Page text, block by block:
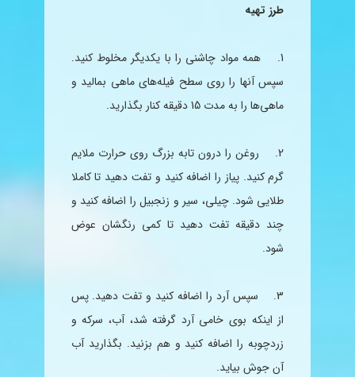
طرز تهیه
1. همه مواد چاشنی را با یکدیگر مخلوط کنید.
سپس آنها را روی سطح فیله‌های ماهی بمالید و
ماهی‌ها را به مدت 15 دقیقه کنار بگذارید.
2. روغن را درون تابه بزرگ روی حرارت ملایم
گرم کنید. پیاز را اضافه کنید و تفت دهید تا کاملا
طلایی شود. چیلی، سیر و زنجبیلرا اضافه کنید و
چند دقیقه تفت دهید تا کمی رنگشان عوض
شود.
3. سپس آرد را اضافه کنید و تفت دهید. پس
از اینکه بوی خامی آرد گرفته شد، آب، سرکهو
زردچوبه را اضافه کنید و هم بزنید. بگذارید آب
آن جوش بیاید.